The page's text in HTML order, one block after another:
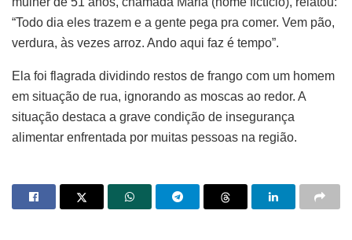
“Todo dia eles trazem e a gente pega pra comer. Vem pão,
verdura, às vezes arroz. Ando aqui faz é tempo”.
Ela foi flagrada dividindo restos de frango com um homem
em situação de rua, ignorando as moscas ao redor. A
situação destaca a grave condição de insegurança
alimentar enfrentada por muitas pessoas na região.